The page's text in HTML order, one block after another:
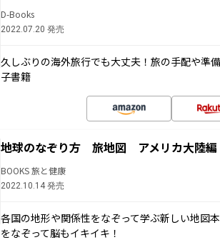
D-Books
2022.07.20 発売
久しぶりの海外旅行でも大丈夫！旅の手配や準
子書籍
地球のなぞり方 旅地図 アメリカ大陸編
BOOKS 旅と健康
2022.10.14 発売
各国の地形や関係性をなぞって学ぶ新しい地図
をなぞって脳もイキイキ！